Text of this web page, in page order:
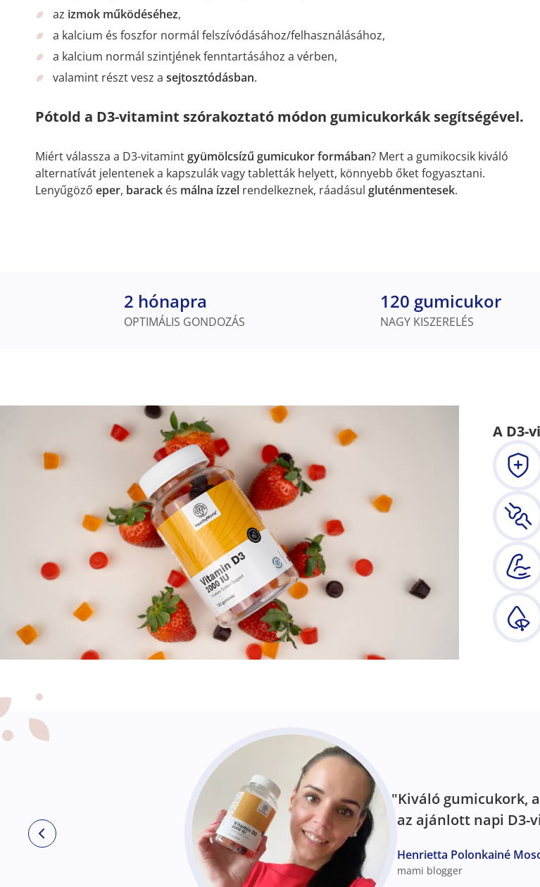
az izmok működéséhez,
a kalcium és foszfor normál felszívódásához/felhasználásához,
a kalcium normál szintjének fenntartásához a vérben,
valamint részt vesz a sejtosztódásban.
Pótold a D3-vitamint szórakoztató módon gumicukorkák segítségével.
Miért válassza a D3-vitamintgyümölcsízű gumicukor formában? Mert a gumikocsik kiváló
alternatívát jelentenek a kapszulák vagy tabletták helyett, könnyebb őket fogyasztani.
Lenyűgöző eper, barack és málna ízzel rendelkeznek, ráadásul gluténmentesek.
2 hónapra
OPTIMÁLIS GONDOZÁS
120 gumicukor
NAGY KISZERELÉS
A D3-
"Kiváló gumicukork,
az ajánlott napi
Henrietta Polonkainé
mami blogger